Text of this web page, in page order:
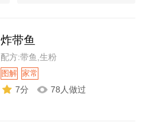
炸带鱼
配方:带鱼,生粉
图解 家常
7分 78人做过